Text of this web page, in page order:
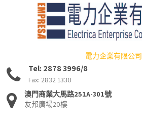
電力企業有限公司
Tel: 2878 3996/8
Fax: 2832 1330
澳門商業大馬路251A-301號
友邦廣場20樓